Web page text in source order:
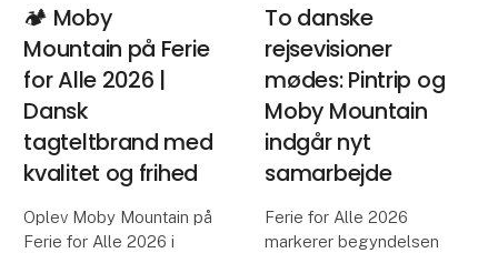
🏕️ Moby
Mountain på Ferie
for Alle 2026 |
Dansk
tagteltbrand med
kvalitet og frihed
Oplev Moby Mountain på
Ferie for Alle 2026 i
To danske
rejsevisioner
mødes: Pintrip og
Moby Mountain
indgår nyt
samarbejde
Ferie for Alle 2026
markerer begyndelsen